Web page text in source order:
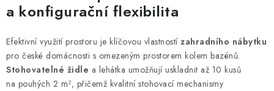
a konfigurační flexibilita
Efektivní využití prostoru je klíčovou vlastností zahradního nábytku
pro české domácnosti s omezeným prostorem kolem bazénů.
Stohovatelné židle a lehátka umožňují uskladnit až 10 kusů
na pouhých 2 m², přičemž kvalitní stohovací mechanismy